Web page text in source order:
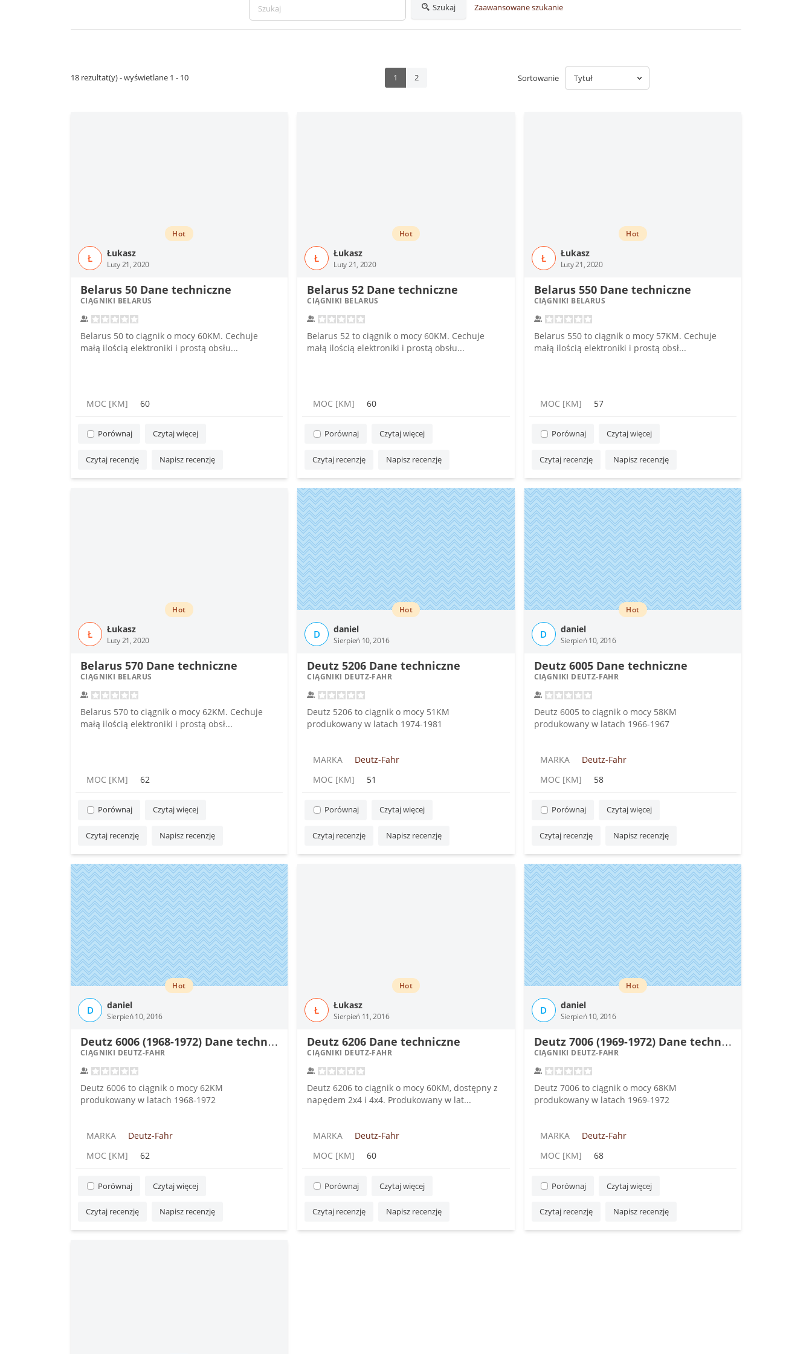
Szukaj Zaawansowane szukanie
18 rezultat(y) - wyświetlane 1 - 10 1 2 Sortowanie
Ł Łukasz
Luty 21, 2020
Hot
Belarus 50 Dane techniczne
CIĄGNIKI BELARUS
Belarus 50 to ciągnik o mocy 60KM. Cechuje
małą ilością elektroniki i prostą obsłu...
MOC [KM] 60
Porównaj Czytaj więcej
Czytaj recenzję Napisz recenzję
Ł Łukasz
Luty 21, 2020
Hot
Belarus 52 Dane techniczne
CIĄGNIKI BELARUS
Belarus 52 to ciągnik o mocy 60KM. Cechuje
małą ilością elektroniki i prostą obsłu...
MOC [KM] 60
Porównaj Czytaj więcej
Czytaj recenzję Napisz recenzję
Ł Łukasz
Luty 21, 2020
Hot
Belarus 550 Dane techniczne
CIĄGNIKI BELARUS
Belarus 550 to ciągnik o mocy 57KM. Cechuje
małą ilością elektroniki i prostą obsł...
MOC [KM] 57
Porównaj Czytaj więcej
Czytaj recenzję Napisz recenzję
Ł Łukasz
Luty 21, 2020
Hot
Belarus 570 Dane techniczne
CIĄGNIKI BELARUS
Belarus 570 to ciągnik o mocy 62KM. Cechuje
małą ilością elektroniki i prostą obsł...
MOC [KM] 62
Porównaj Czytaj więcej
Czytaj recenzję Napisz recenzję
D daniel
Sierpień 10, 2016
Hot
Deutz 5206 Dane techniczne
CIĄGNIKI DEUTZ-FAHR
Deutz 5206 to ciągnik o mocy 51KM
produkowany w latach 1974-1981
MARKA
Deutz-Fahr
MOC [KM]
51
Porównaj Czytaj więcej
Czytaj recenzję Napisz recenzję
D daniel
Sierpień 10, 2016
Hot
Deutz 6005 Dane techniczne
CIĄGNIKI DEUTZ-FAHR
Deutz 6005 to ciągnik o mocy 58KM
produkowany w latach 1966-1967
MARKA
Deutz-Fahr
MOC [KM]
58
Porównaj Czytaj więcej
Czytaj recenzję Napisz recenzję
D daniel
Sierpień 10, 2016
Hot
D
eutz 6006 (1968-1972) Dane techniczne
CIĄGNIKI DEUTZ-FAHR
Deutz 6006 to ciągnik o mocy 62KM
produkowany w latach 1968-1972
MARKA
Deutz-Fahr
MOC [KM]
62
Porównaj Czytaj więcej
Czytaj recenzję Napisz recenzję
Ł Łukasz
Sierpień 11, 2016
Hot
Deutz 6206 Dane techniczne
CIĄGNIKI DEUTZ-FAHR
Deutz 6206 to ciągnik o mocy 60KM, dostępny z
napędem 2x4 i 4x4. Produkowany w lat...
MARKA
Deutz-Fahr
MOC [KM]
60
Porównaj Czytaj więcej
Czytaj recenzję Napisz recenzję
D daniel
Sierpień 10, 2016
Hot
D
eutz 7006 (1969-1972) Dane techniczne
CIĄGNIKI DEUTZ-FAHR
Deutz 7006 to ciągnik o mocy 68KM
produkowany w latach 1969-1972
MARKA
Deutz-Fahr
MOC [KM]
68
Porównaj Czytaj więcej
Czytaj recenzję Napisz recenzję